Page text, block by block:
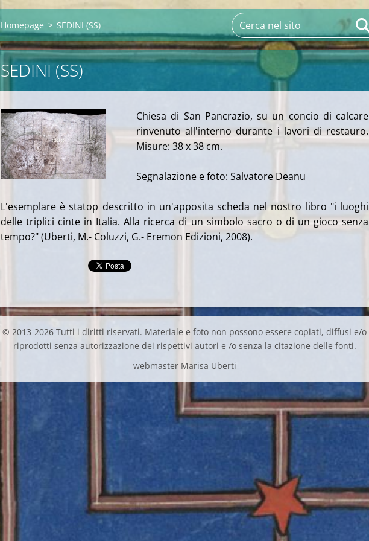
Homepage > SEDINI (SS)
SEDINI (SS)
Chiesa di San Pancrazio, su un concio di calcare
rinvenuto all'interno durante i lavori di restauro.
Misure: 38 x 38 cm.
Segnalazione e foto: Salvatore Deanu
L'esemplare è statop descritto in un'apposita scheda nel nostro libro "i luoghi
delle triplici cinte in Italia. Alla ricerca di un simbolo sacro o di un gioco senza
tempo?" (Uberti, M.- Coluzzi, G.- Eremon Edizioni, 2008).
© 2013-2026 Tutti i diritti riservati. Materiale e foto non possono essere copiati, diffusi e/o
riprodotti senza autorizzazione dei rispettivi autori e /o senza la citazione delle fonti.
webmaster Marisa Uberti